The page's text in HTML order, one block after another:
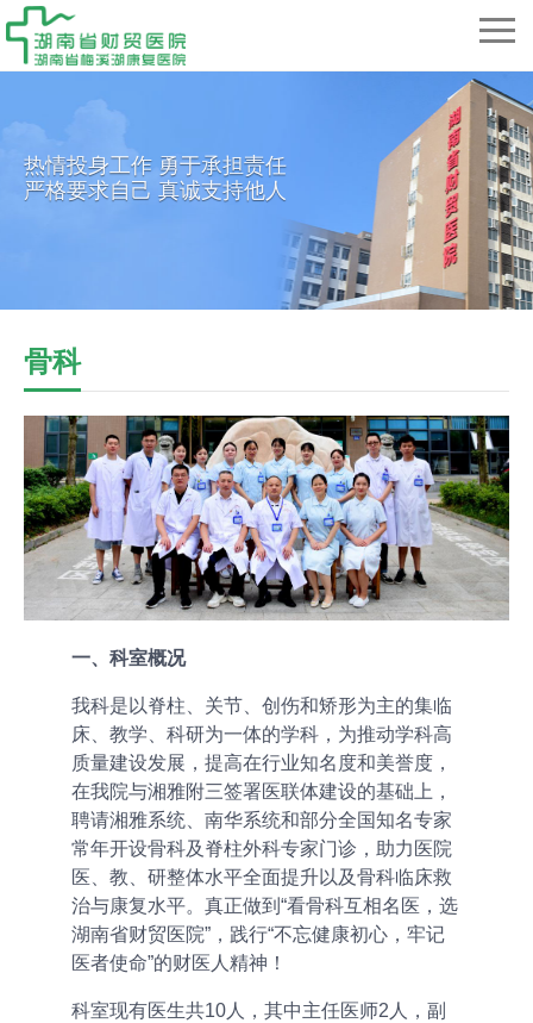
热情投身工作 勇于承担责任
严格要求自己 真诚支持他人
骨科
一、科室概况
我科是以脊柱、关节、创伤和矫形为主的集临
床、教学、科研为一体的学科，为推动学科高
质量建设发展，提高在行业知名度和美誉度，
在我院与湘雅附三签署医联体建设的基础上，
聘请湘雅系统、南华系统和部分全国知名专家
常年开设骨科及脊柱外科专家门诊，助力医院
医、教、研整体水平全面提升以及骨科临床救
治与康复水平。真正做到“看骨科互相名医，选
湖南省财贸医院”，践行“不忘健康初心，牢记
医者使命”的财医人精神！
科室现有医生共10人，其中主任医师2人，副